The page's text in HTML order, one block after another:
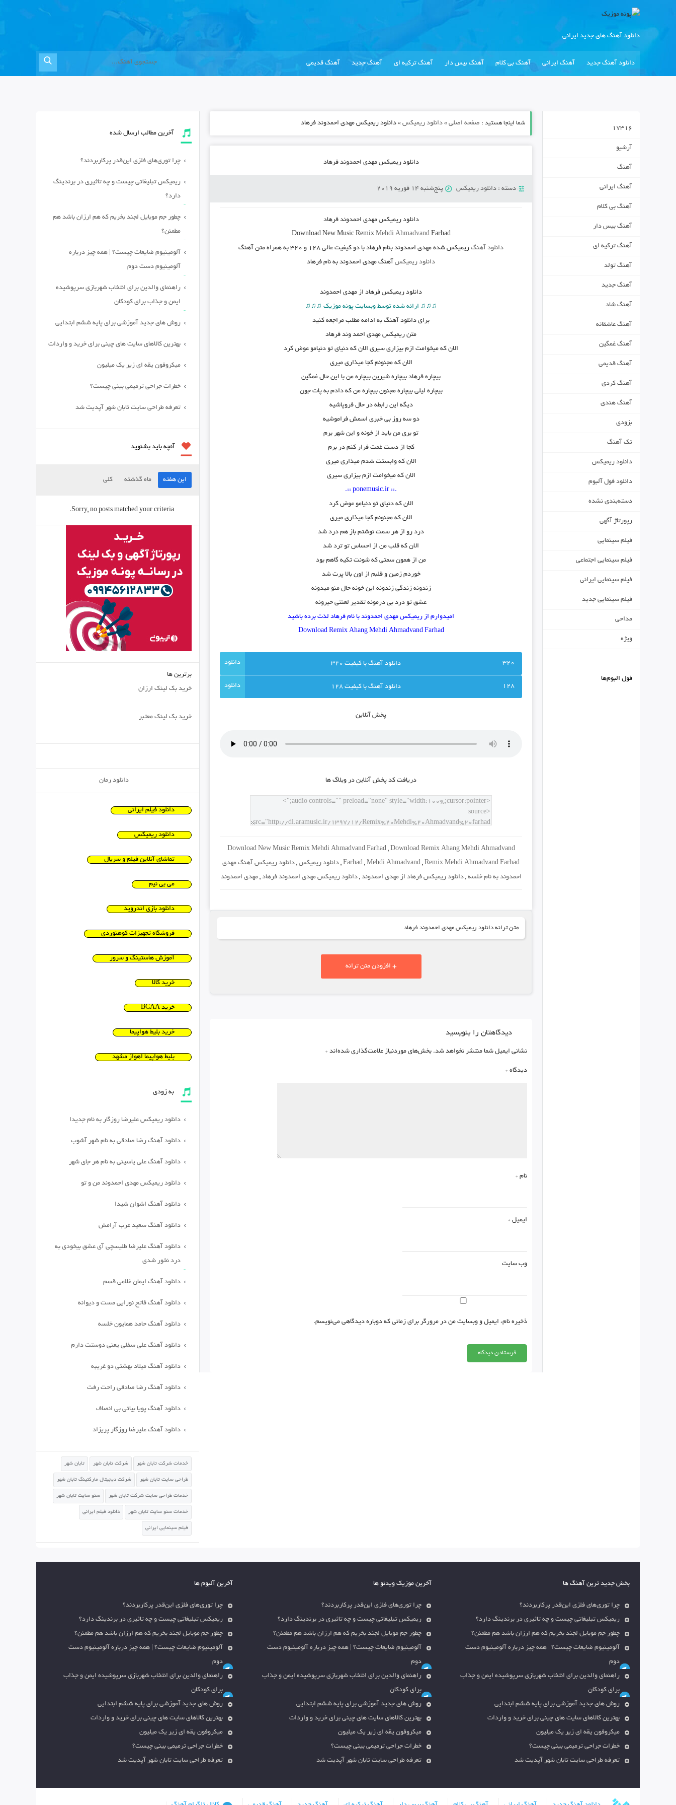
دانلود آهنگ های جدید ایرانی
دانلود آهنگ جدید آهنگ ایرانی آهنگ بی کلام آهنگ بیس دار آهنگ ترکیه ای آهنگ جدید آهنگ قدیمی
شما اینجا هستید : صفحه اصلی» دانلود ریمیکس» دانلود ریمیکس مهدی احمدوند فرهاد
دانلود ریمیکس مهدی احمدوند فرهاد
دسته : دانلود ریمیکس پنج‌شنبه 14 فوریه 2019
دانلود ریمیکس مهدی احمدوند فرهاد
Download New MusicRemix Mehdi Ahmadvand Farhad
دانلود آهنگریمیکس شده مهدی احمدوند بنام فرهادبا دو کیفیت عالی ۱۲۸ و ۳۲۰ به همراه متن آهنگ
دانلود ریمیکسآهنگ مهدی احمدوند به نام فرهاد
دانلود ریمیکس فرهاد از مهدی احمدوند
♫♫♫ ارائه شده توسط وبسایت پونه موزیک ♫♫♫
برای دانلود آهنگ به ادامه مطلب مراجعه کنید
متن ریمیکس مهدی احمد وند فرهاد
الان که میخوامت ازم بیزاری سیری الان که دنیای تو دنیامو عوض کرد
الان که مجنونم کجا میذاری میری
بیچاره فرهاد بیچاره شیرین بیچاره من با این حال غمگین
بیچاره لیلی بیچاره مجنون بیچاره من که دادم به پات جون
دیگه این رابطه در حال فروپاشیه
دو سه روز بی خبری اسمش فراموشیه
تو بری من باید از خونه و این شهر برم
کجا از دست غمت فرار کنم در برم
الان که وابستت شدم میذاری میری
الان که میخوامت ازم بیزاری سیری
.:: ponemusic.ir ::.
الان که دنیای تو دنیامو عوض کرد
الان که مجنونم کجا میذاری میری
درد رو از هر سمت نوشتم باز هم درد شد
الان که قلب من از احساس تو ترد شد
من از همون سمتی که شونت تکیه گاهم بود
خوردم زمین و قلبم از اون بالا پرت شد
زندونه زندگی زندونه این خونه حال منو میدونه
عشق تو درد بی درمونه تقدیر لعنتی حیرونه
امیدوارم از ریمیکس مهدی احمدوند با نام فرهاد لذت برده باشید
Download Remix Ahang Mehdi Ahmadvand Farhad
320 دانلود آهنگ با کيفيت 320
128 دانلود آهنگ با کيفيت 128
پخش آنلاين
دريافت کد پخش آنلاين در وبلاگ ها
Download New Music Remix Mehdi Ahmadvand Farhad, Download Remix Ahang Mehdi Ahmadvand
Farhad ,Mehdi Ahmadvand ,Remix Mehdi Ahmadvand Farhad
, دانلود ریمیکس, دانلود ریمیکس آهنگ مهدی
احمدوند به نام خلسه ,دانلود ریمیکس فرهاد از مهدی احمدوند ,دانلود ریمیکس مهدی احمدوند فرهاد ,مهدی احمدوند
متن ترانه دانلود ریمیکس مهدی احمدوند فرهاد
+ افزودن متن ترانه
دیدگاهتان را بنویسید
نشانی ایمیل شما منتشر نخواهد شد. بخش‌های موردنیاز علامت‌گذاری شده‌اند *
دیدگاه *
نام *
ایمیل *
وب‌ سایت
ذخیره نام، ایمیل و وبسایت من در مرورگر برای زمانی که دوباره دیدگاهی می‌نویسم.
17316
آرشیو
آهنگ
آهنگ ایرانی
آهنگ بی کلام
آهنگ بیس دار
آهنگ ترکیه ای
آهنگ تولد
آهنگ جدید
آهنگ شاد
آهنگ عاشقانه
آهنگ غمگین
آهنگ قدیمی
آهنگ کردی
آهنگ هندی
بزودی
تک آهنگ
دانلود ریمیکس
دانلود فول آلبوم
دسته‌بندی نشده
رپورتاژ آگهی
فیلم سینمایی
فیلم سینمایی اجتماعی
فیلم سینمایی ایرانی
فیلم سینمایی جدید
مداحی
ویژه
فول البوم‌ها
آخرین مطالب ارسال شده
چرا توری‌های فلزی این‌قدر پرکاربردند؟
ریمیکس تبلیغاتی چیست و چه تاثیری در برندینگ
دارد؟
چطور جم موبایل لجند بخریم که هم ارزان باشد هم
مطمئن؟
آلومینیوم ضایعات چیست؟ | همه چیز درباره
آلومینیوم دست دوم
راهنمای والدین برای انتخاب شهربازی سرپوشیده
ایمن و جذاب برای کودکان
روش های جدید آموزشی برای پایه ششم ابتدایی
بهترین کالاهای سایت های چینی برای خرید و واردات
میکروفون یقه ای زیر یک میلیون
خطرات جراحی ترمیمی بینی چیست؟
تعرفه طراحی سایت تابان شهر آپدیت شد
آنچه باید بشنوید
این هفته ماه گذشته کلی
Sorry, no posts matched your criteria.
برترین ها
خرید بک لینک ارزان
خرید بک لینک معتبر
دانلود رمان
دانلود فیلم ایرانی
دانلود ریمیکس
تماشای آنلاین فیلم و سریال
می بی نیم
دانلود بازی اندروید
فروشگاه تجهیزات کوهنوردی
آموزش هاستینگ و سرور
خرید کالا
خرید BCAA
خرید بلیط هواپیما
بلیط هواپیما اهواز مشهد
به زودی
دانلود ریمیکس علیرضا روزگار به نام جدیدا
دانلود آهنگ رضا صادقی به نام شهر آشوب
دانلود آهنگ علی یاسینی به نام هر جای شهر
دانلود ریمیکس مهدی احمدوند من و تو
دانلود آهنگ اشوان شیدا
دانلود آهنگ سعید عرب آرامش
دانلود آهنگ علیرضا طلیسچی آی عشق بیخودی به
درد نخور شدی
دانلود آهنگ ایمان غلامی قسم
دانلود آهنگ فاتح نورایی مست و دیوانه
دانلود آهنگ حامد همایون خلسه
دانلود آهنگ علی سفلی یعنی دوستت دارم
دانلود آهنگ میلاد بهشتی دو غریبه
دانلود آهنگ رضا صادقی راحت رفت
دانلود آهنگ پویا بیاتی بی انصاف
دانلود آهنگ علیرضا روزگار پریزاد
خدمات شرکت تابان شهر شرکت تابان شهر تابان شهر
طراحی سایت تابان شهر شرکت دیجیتال مارکتینگ تابان شهر
خدمات طراحی سایت شرکت تابان شهر سئو سایت تابان شهر
خدمات سئو سایت تابان شهر دانلود فیلم ایرانی
فیلم سینمایی ایرانی
بخش جدید ترین آهنگ ها
چرا توری‌های فلزی این‌قدر پرکاربردند؟
ریمیکس تبلیغاتی چیست و چه تاثیری در برندینگ دارد؟
چطور جم موبایل لجند بخریم که هم ارزان باشد هم مطمئن؟
آلومینیوم ضایعات چیست؟ | همه چیز درباره آلومینیوم دست
دوم
راهنمای والدین برای انتخاب شهربازی سرپوشیده ایمن و جذاب
برای کودکان
روش های جدید آموزشی برای پایه ششم ابتدایی
بهترین کالاهای سایت های چینی برای خرید و واردات
میکروفون یقه ای زیر یک میلیون
خطرات جراحی ترمیمی بینی چیست؟
تعرفه طراحی سایت تابان شهر آپدیت شد
آخرین موزیک ویدئو ها
چرا توری‌های فلزی این‌قدر پرکاربردند؟
ریمیکس تبلیغاتی چیست و چه تاثیری در برندینگ دارد؟
چطور جم موبایل لجند بخریم که هم ارزان باشد هم مطمئن؟
آلومینیوم ضایعات چیست؟ | همه چیز درباره آلومینیوم دست
دوم
راهنمای والدین برای انتخاب شهربازی سرپوشیده ایمن و جذاب
برای کودکان
روش های جدید آموزشی برای پایه ششم ابتدایی
بهترین کالاهای سایت های چینی برای خرید و واردات
میکروفون یقه ای زیر یک میلیون
خطرات جراحی ترمیمی بینی چیست؟
تعرفه طراحی سایت تابان شهر آپدیت شد
آخرین آلبوم ها
چرا توری‌های فلزی این‌قدر پرکاربردند؟
ریمیکس تبلیغاتی چیست و چه تاثیری در برندینگ دارد؟
چطور جم موبایل لجند بخریم که هم ارزان باشد هم مطمئن؟
آلومینیوم ضایعات چیست؟ | همه چیز درباره آلومینیوم دست
دوم
راهنمای والدین برای انتخاب شهربازی سرپوشیده ایمن و جذاب
برای کودکان
روش های جدید آموزشی برای پایه ششم ابتدایی
بهترین کالاهای سایت های چینی برای خرید و واردات
میکروفون یقه ای زیر یک میلیون
خطرات جراحی ترمیمی بینی چیست؟
تعرفه طراحی سایت تابان شهر آپدیت شد